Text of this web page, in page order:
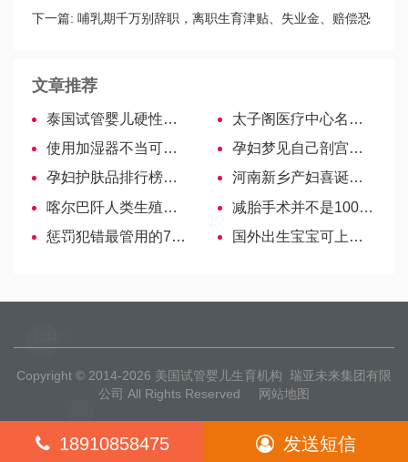
献上
下一篇: 哺乳期千万别辞职，离职生育津贴、失业金、赔偿恐
文章推荐
泰国试管婴儿硬性条件解读，结婚证仅为必备证件之一
太子阁医疗中心名医—Dr Tan Niap Hong
使用加湿器不当可致肺炎，孕妇、新生儿是否能用？看这里！
孕妇梦见自己剖宫产的征兆解析，生女儿原来是这个含义
孕妇护肤品排行榜，教你如何选择！
河南新乡产妇喜诞龙凤四胞胎，三男一女取名前程似锦引羡慕！
喀尔巴阡人类生殖中心——乌克兰最早的辅助生殖医院
减胎手术并不是100%无风险，对另一个胎儿的影响要清楚-哈萨克斯坦试管婴儿
惩罚犯错最管用的7种方法，轻松帮孩子改掉坏毛病
国外出生宝宝可上成都户口，天府新区需护照或旅行证
Copyright © 2014-2026 美国试管婴儿生育机构 瑞亚未来集团有限
公司 All Rights Reserved
网站地图
18910858475 发送短信